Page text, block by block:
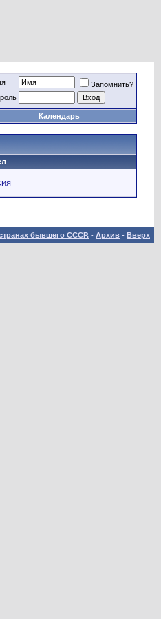
Запомнить?
Календарь
бывшего СССР. - Архив - Вверх